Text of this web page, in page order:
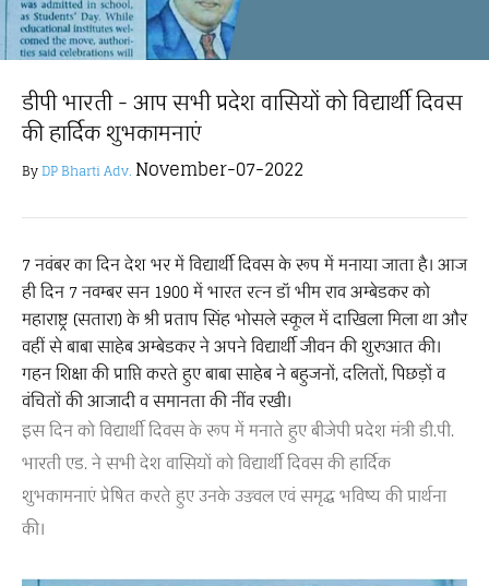
डीपी भारती - आप सभी प्रदेश वासियों को विद्यार्थी दिवस
की हार्दिक शुभकामनाएं
ByDP Bharti Adv. November-07-2022
7 नवंबर का दिन देश भर में विद्यार्थी दिवस के रूप में मनाया जाता है। आज
ही दिन 7 नवम्बर सन 1900 में भारत रत्न डॉ भीम राव अम्बेडकर को
महाराष्ट्र (सतारा) के श्री प्रताप सिंह भोसले स्कूल में दाखिला मिला था और
वहीं से बाबा साहेब अम्बेडकर ने अपने विद्यार्थी जीवन की शुरुआत की।
गहन शिक्षा की प्राप्ति करते हुए बाबा साहेब ने बहुजनों, दलितों, पिछड़ों व
वंचितों की आजादी व समानता की नींव रखी।
इस दिन को विद्यार्थी दिवस के रूप में मनाते हुए बीजेपी प्रदेश मंत्री डी.पी.
भारती एड. ने सभी देश वासियों को विद्यार्थी दिवस की हार्दिक
शुभकामनाएं प्रेषित करते हुए उनके उज्ज्वल एवं समृद्ध भविष्य की प्रार्थना
की।